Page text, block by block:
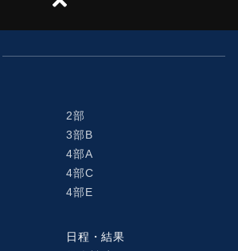
2部
3部B
4部A
4部C
4部E
日程・結果